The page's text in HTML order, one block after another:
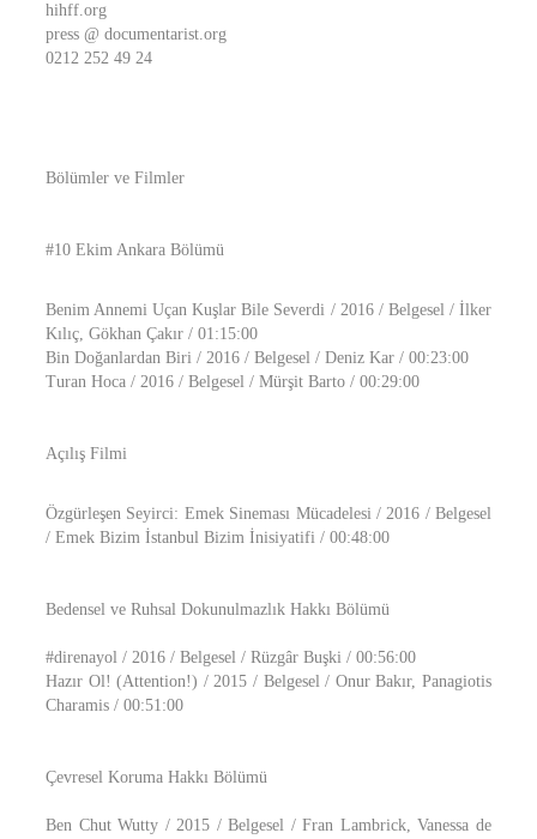
hihff.org
press @ documentarist.org
0212 252 49 24
Bölümler ve Filmler
#10 Ekim Ankara Bölümü
Benim Annemi Uçan Kuşlar Bile Severdi / 2016 / Belgesel / İlker
Kılıç, Gökhan Çakır / 01:15:00
Bin Doğanlardan Biri / 2016 / Belgesel / Deniz Kar / 00:23:00
Turan Hoca / 2016 / Belgesel / Mürşit Barto / 00:29:00
Açılış Filmi
Özgürleşen Seyirci: Emek Sineması Mücadelesi / 2016 / Belgesel
/ Emek Bizim İstanbul Bizim İnisiyatifi / 00:48:00
Bedensel ve Ruhsal Dokunulmazlık Hakkı Bölümü
#direnayol / 2016 / Belgesel / Rüzgâr Buşki / 00:56:00
Hazır Ol! (Attention!) / 2015 / Belgesel / Onur Bakır, Panagiotis
Charamis / 00:51:00
Çevresel Koruma Hakkı Bölümü
Ben Chut Wutty / 2015 / Belgesel / Fran Lambrick, Vanessa de